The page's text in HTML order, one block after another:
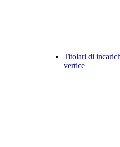
Titolari di
vertice